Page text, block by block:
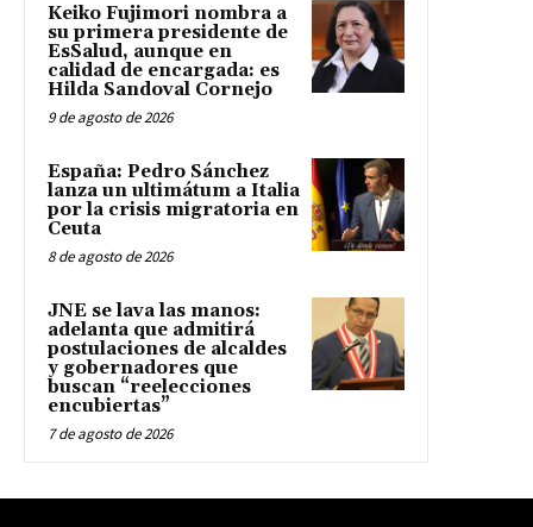
Keiko Fujimori nombra a
su primera presidente de
EsSalud, aunque en
calidad de encargada: es
Hilda Sandoval Cornejo
9 de agosto de 2026
España: Pedro Sánchez
lanza un ultimátum a Italia
por la crisis migratoria en
Ceuta
8 de agosto de 2026
JNE se lava las manos:
adelanta que admitirá
postulaciones de alcaldes
y gobernadores que
buscan “reelecciones
encubiertas”
7 de agosto de 2026